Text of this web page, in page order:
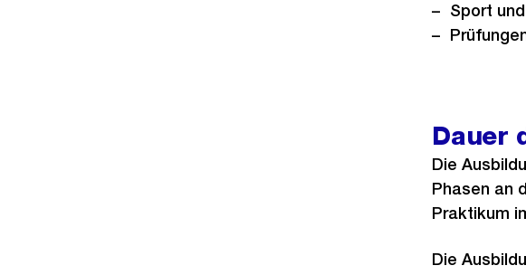
Sport
Dauer
Die
Phasen an
Praktikum
Die